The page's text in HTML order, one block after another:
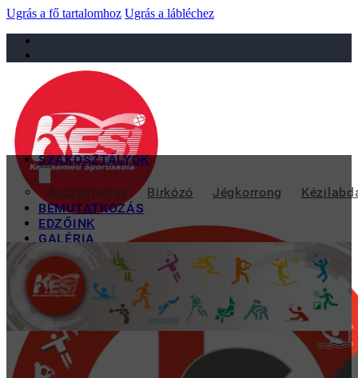
Ugrás a fő tartalomhoz Ugrás a lábléchez
sportiskola@juniorsportkft.hu
SZAKOSZTÁLYOK
Asztalitenisz Birkózó Jégkorrong
BEMUTATKOZÁS
EDZŐINK
GALÉRIA
TAO
KAPCSOLAT